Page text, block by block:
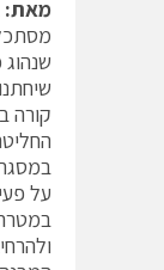
מאת:
קורה
על